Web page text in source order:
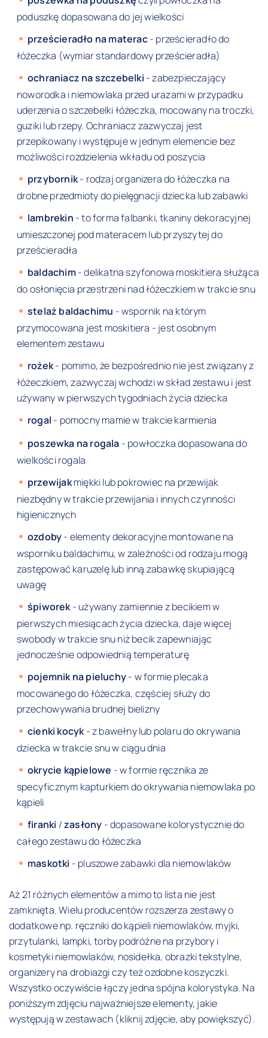
poduszkę dopasowana do jej wielkości
prześcieradło na materac- prześcieradło do
łóżeczka (wymiar standardowy prześcieradła)
ochraniacz na szczebelki - zabezpieczający
noworodka i niemowlaka przed urazami w przypadku
uderzenia o szczebelki łóżeczka, mocowany na troczki,
guziki lub rzepy. Ochraniacz zazwyczaj jest
przepikowany i występuje w jednym elemencie bez
możliwości rozdzielenia wkładu od poszycia
przybornik- rodzaj organizera do łóżeczka na
drobne przedmioty do pielęgnacji dziecka lub zabawki
lambrekin - to forma falbanki, tkaniny dekoracyjnej
umieszczonej pod materacem lub przyszytej do
prześcieradła
baldachim- delikatna szyfonowa moskitiera służąca
do osłonięcia przestrzeni nad łóżeczkiem w trakcie snu
stelaż baldachimu - wspornik na którym
przymocowana jest moskitiera - jest osobnym
elementem zestawu
rożek- pomimo, że bezpośrednio nie jest związany z
łóżeczkiem, zazwyczaj wchodzi w skład zestawu i jest
używany w pierwszych tygodniach życia dziecka
rogal - pomocny mamie w trakcie karmienia
poszewka na rogala - powłoczka dopasowana do
wielkości rogala
przewijakmiękki lub pokrowiec na przewijak
niezbędny w trakcie przewijania i innych czynności
higienicznych
ozdoby- elementy dekoracyjne montowane na
wsporniku baldachimu, w zależności od rodzaju mogą
zastępować karuzelę lub inną zabawkę skupiającą
uwagę
śpiworek- używany zamiennie z becikiem w
pierwszych miesiącach życia dziecka, daje więcej
swobody w trakcie snu niż becik zapewniając
jednocześnie odpowiednią temperaturę
pojemnik na pieluchy- w formie plecaka
mocowanego do łóżeczka, częściej służy do
przechowywania brudnej bielizny
cienki kocyk- z bawełny lub polaru do okrywania
dziecka w trakcie snu w ciągu dnia
okrycie kąpielowe - w formie ręcznika ze
specyficznym kapturkiem do okrywania niemowlaka po
kąpieli
firanki /zasłony - dopasowane kolorystycznie do
całego zestawu do łóżeczka
maskotki - pluszowe zabawki dla niemowlaków
Aż 21 różnych elementów a mimo to lista nie jest
zamknięta. Wielu producentów rozszerza zestawy o
dodatkowe np. ręczniki do kąpieli niemowlaków, myjki,
przytulanki, lampki, torby podróżne na przybory i
kosmetyki niemowlaków, nosidełka, obrazki tekstylne,
organizery na drobiazgi czy też ozdobne koszyczki.
Wszystko oczywiście łączy jedna spójna kolorystyka. Na
poniższym zdjęciu najważniejsze elementy, jakie
występują w zestawach (kliknij zdjęcie, aby powiększyć).